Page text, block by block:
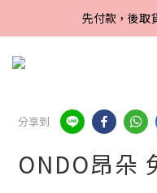
Line好友招募
先付款，後取
Line好友招募
分享到
ONDO昂朵